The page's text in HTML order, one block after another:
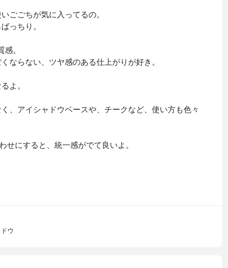
ごごちが気に入ってるの。
っちり。
。
ならない、ツヤ感のある仕上がりが好き。
よ。
、アイシャドウベースや、チークなど、使い方も色々
せにすると、統一感がでて良いよ。
ウ